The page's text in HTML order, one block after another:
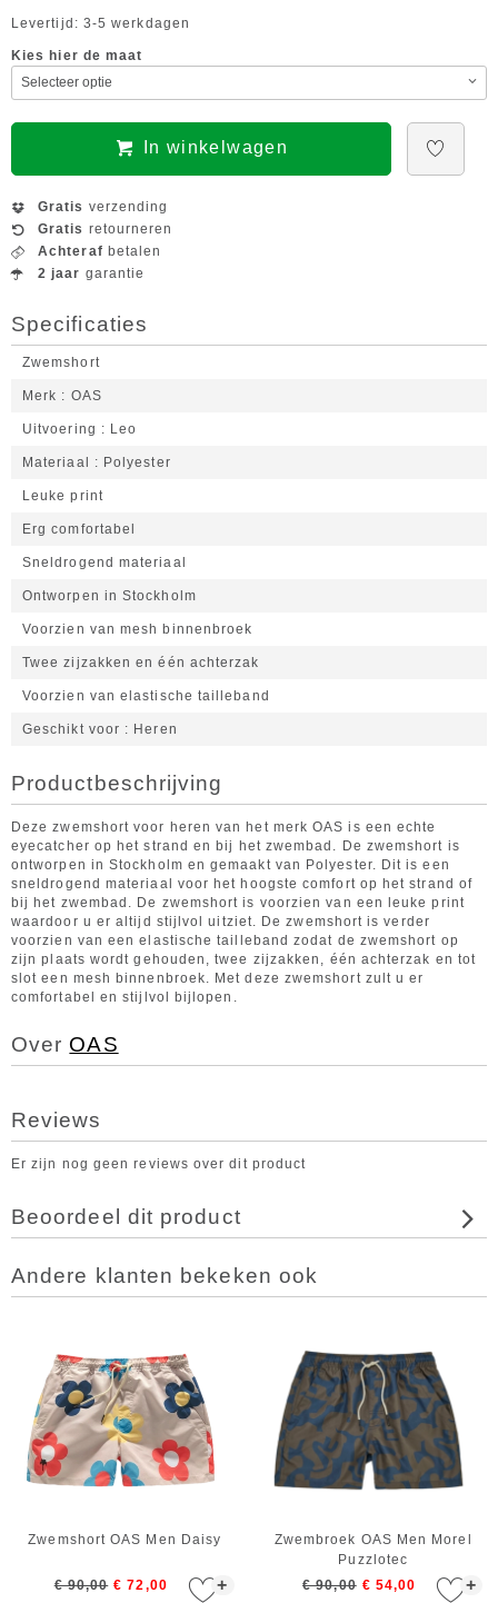
Levertijd: 3-5 werkdagen
Kies hier de maat
In winkelwagen
Gratis verzending
Gratis retourneren
Achteraf betalen
2 jaar garantie
Specificaties
Zwemshort
Merk OAS
Uitvoering Leo
Materiaal Polyester
Leuke print
Erg comfortabel
Sneldrogend materiaal
Ontworpen in Stockholm
Voorzien van mesh binnenbroek
Twee zijzakken en één achterzak
Voorzien van elastische tailleband
Geschikt voor Heren
Productbeschrijving
Deze zwemshort voor heren van het merk OAS is een echte
eyecatcher op het strand en bij het zwembad. De zwemshort is
ontworpen in Stockholm en gemaakt van Polyester. Dit is een
sneldrogend materiaal voor het hoogste comfort op het strand of
bij het zwembad. De zwemshort is voorzien van een leuke print
waardoor u er altijd stijlvol uitziet. De zwemshort is verder
voorzien van een elastische tailleband zodat de zwemshort op
zijn plaats wordt gehouden, twee zijzakken, één achterzak en tot
slot een mesh binnenbroek. Met deze zwemshort zult u er
comfortabel en stijlvol bijlopen.
Over OAS
Reviews
Er zijn nog geen reviews over dit product
Beoordeel dit product
Andere klanten bekeken ook
+
Zwemshort OAS Men Daisy
€ 90,00 € 72,00 +
Zwembroek OAS Men Morel
Puzzlotec
€ 90,00 € 54,00